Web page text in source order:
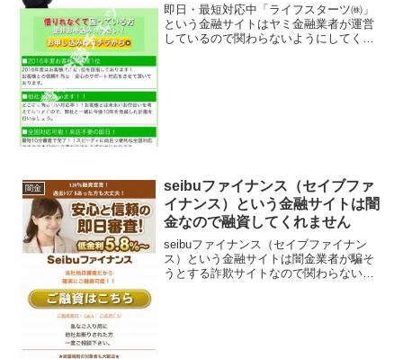
即日・最短対応中「ライフスターツ㈱」
という金融サイトはヤミ金融業者が運営
しているので関わらないようにしてくだ
闇金
seibuファイナンス（セイブファ
イナンス）という金融サイトは闇
金なので融資してくれません
seibuファイナンス（セイブファイナン
ス）という金融サイトは闇金業者が騙そ
うとする詐欺サイトなので関わらないよ